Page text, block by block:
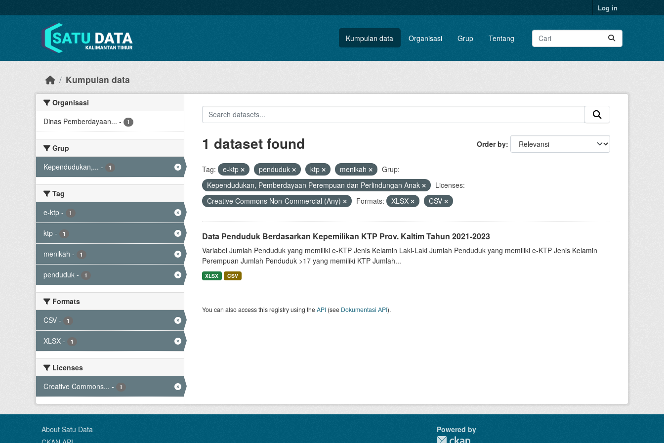
Log in
Kumpulan data Organisasi Grup Tentang
Kumpulan data
Organisasi
Dinas Pemberdayaan... - 1
Grup
Kependudukan,... - 1
Tag
e-ktp - 1
ktp - 1
menikah - 1
penduduk - 1
Formats
CSV - 1
XLSX - 1
Licenses
Creative Commons... - 1
Order by
1 dataset found
Tag: e-ktp penduduk ktp menikah
Grup:
Kependudukan, Pemberdayaan Perempuan dan Perlindungan Anak
Licenses:
Creative Commons Non-Commercial (Any)
Formats: XLSX CSV
Data Penduduk Berdasarkan Kepemilikan KTP Prov. Kaltim Tahun 2021-2023
Variabel Jumlah Penduduk yang memiliki e-KTP Jenis Kelamin Laki-Laki Jumlah Penduduk yang memiliki e-KTP Jenis Kelamin
Perempuan Jumlah Penduduk >17 yang memiliki KTP Jumlah...
XLSX CSV
You can also access this registry using theAPI(see Dokumentasi API).
About Satu Data
Powered by